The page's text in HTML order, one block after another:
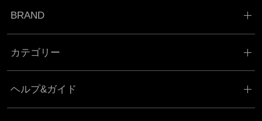
BRAND
カテゴリー
ヘルプ&ガイド